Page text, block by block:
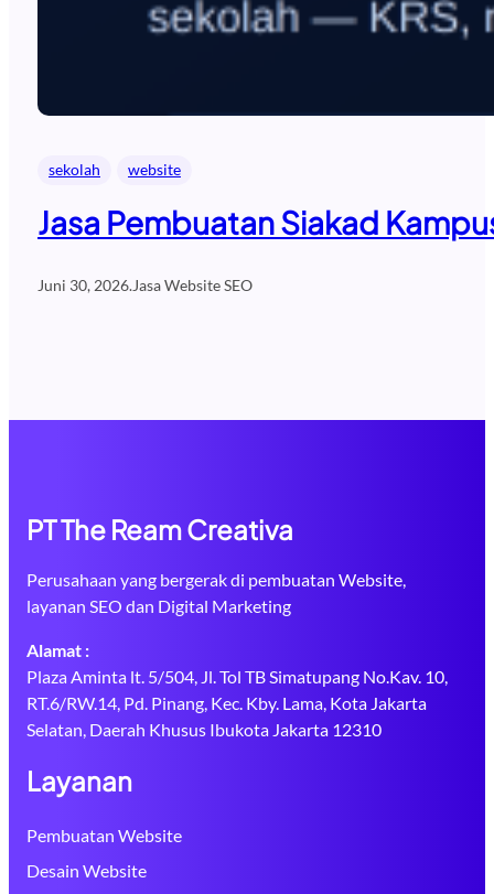
sekolah website
Jasa Pembuatan Siakad
Juni 30, 2026.Jasa Website SEO
PT The Ream Creativa
Perusahaan yang bergerak di pembuatan Website,
layanan SEO dan Digital Marketing
Alamat :
Plaza Aminta lt. 5/504, Jl. Tol TB Simatupang No.Kav. 10,
RT.6/RW.14, Pd. Pinang, Kec. Kby. Lama, Kota Jakarta
Selatan, Daerah Khusus Ibukota Jakarta 12310
Layanan
Pembuatan Website
Desain Website